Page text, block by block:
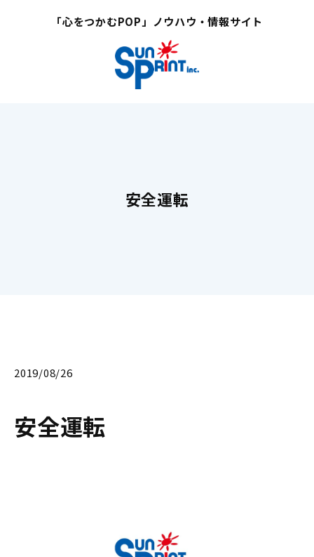
「心をつかむPOP」ノウハウ・情報サイト
安全運転
2019/08/26
安全運転